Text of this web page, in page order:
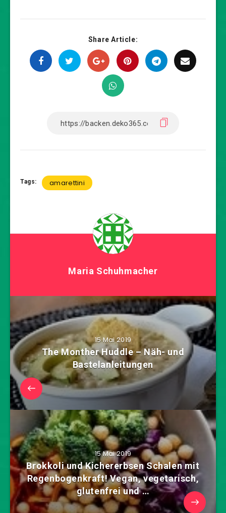
Share Article:
Tags: amarettini
Maria Schuhmacher
15 Mai 2019
The Monther Huddle – Näh- und
Bastelanleitungen
15 Mai 2019
Brokkoli und Kichererbsen Schalen mit
Regenbogenkraft! Vegan, vegetarisch,
glutenfrei und …